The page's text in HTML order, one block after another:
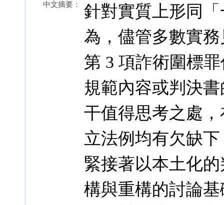
中文摘要：
針對實質上形同
為，儘管多數實
第 3 項詐術圍標
規範內容或判決
干值得思考之處
立法例均有欠缺
緊接著以本土化
構與重構的討論